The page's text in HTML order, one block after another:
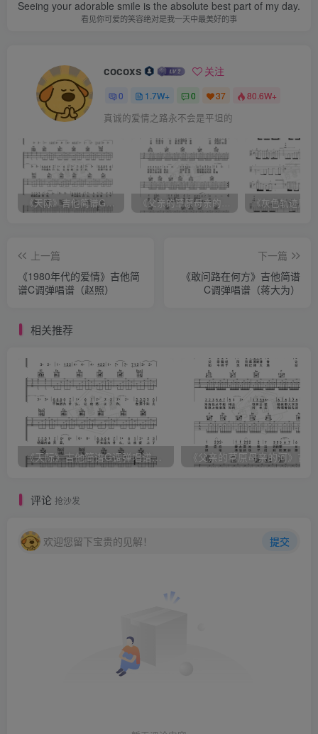
Seeing your adorable smile is the absolute best part of my day.
看见你可爱的笑容绝对是我一天中最美好的事
cocoxs 关注
0 1.7W+ 0 37 80.6W+
真诚的爱情之路永不会是平坦的
《天际》吉他简谱G调弹唱谱（姜玉阳） 《父亲的草原母亲的河》吉他简谱C调弹唱谱（腾格尔）
上一篇
《1980年代的爱情》吉他简
谱C调弹唱谱（赵照）
下一篇
《敢问路在何方》吉他简谱
C调弹唱谱（蒋大为）
相关推荐
《天际》吉他简谱G调弹唱谱（姜玉阳）
评论 抢沙发
欢迎您留下宝贵的见解！ 提交